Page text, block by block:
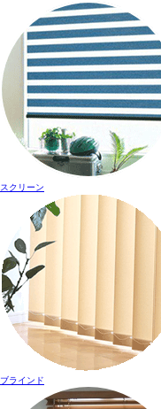
スクリーン
ブラインド